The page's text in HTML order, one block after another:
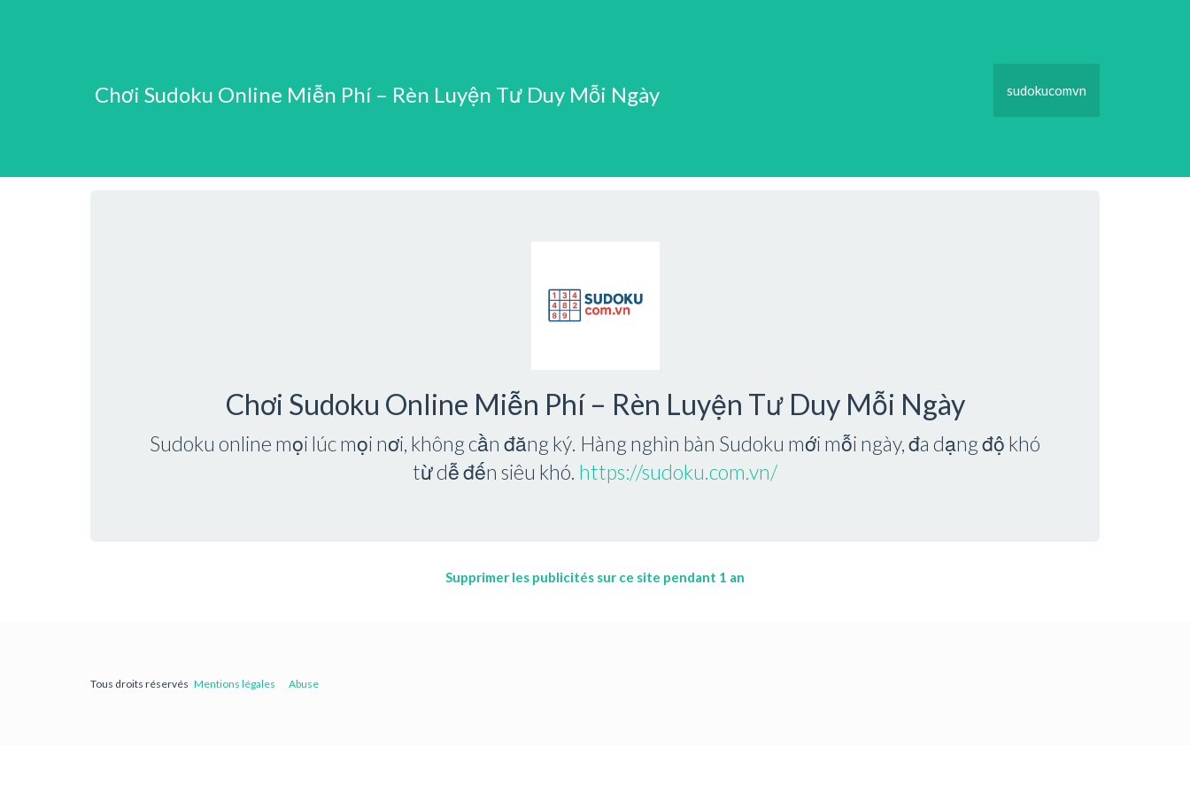
Chơi Sudoku Online Miễn Phí – Rèn Luyện Tư Duy Mỗi Ngày sudokucomvn
Chơi Sudoku Online Miễn Phí – Rèn Luyện Tư Duy Mỗi Ngày
Sudoku online mọi lúc mọi nơi, không cần đăng ký. Hàng nghìn bàn Sudoku mới mỗi ngày, đa dạng độ khó
từ dễ đến siêu khó. https://sudoku.com.vn/
Supprimer les publicités sur ce site pendant 1 an
Tous droits réservés Mentions légales Abuse